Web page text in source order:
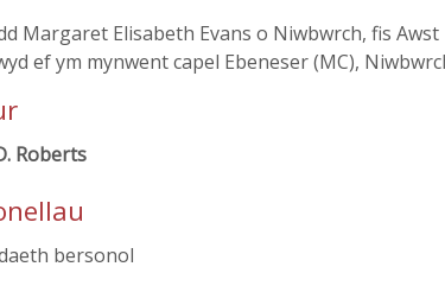
Margaret Elisabeth Evans o Niwbwrch, fis
ef ym mynwent capel Ebeneser (MC),
Roberts
bersonol